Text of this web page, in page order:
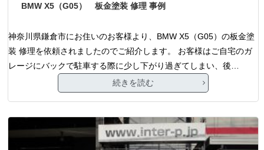
BMW X5（G05） 板金塗装 修理 事例
神奈川県鎌倉市にお住いのお客様より、BMW X5（G05）の板金塗
装 修理を依頼されましたのでご紹介します。 お客様はご自宅のガ
レージにバックで駐車する際に少し下がり過ぎてしまい、後…
続きを読む